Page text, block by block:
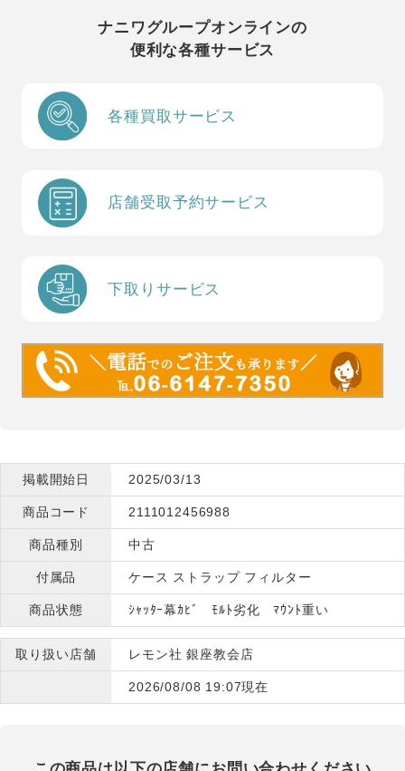
ナニワグループオンラインの
便利な各種サービス
各種買取サービス
店舗受取予約サービス
下取りサービス
掲載開始日 2025/03/13
商品コード 2111012456988
商品種別 中古
付属品 ケース ストラップ フィルター
商品状態 ｼｬｯﾀｰ幕ｶﾋﾞ ﾓﾙﾄ劣化 ﾏｳﾝﾄ重い
取り扱い店舗 レモン社 銀座教会店
2026/08/08 19:07現在